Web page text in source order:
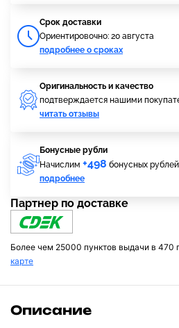
Cрок доставки
Ориентировочно: 20 августа
подробнее о сроках
Оригинальность и качество
подтверждается нашими
читать отзывы
Бонусные рубли
Начислим +498 бонусных рублей
подробнее
Партнер по доставке
Более чем 25000 пунктов выдачи в 470
карте
Описание